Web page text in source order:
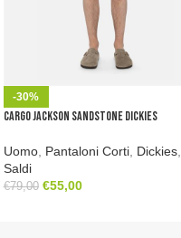
-30%
Cargo Jackson Sandstone Dickies
Uomo, Pantaloni Corti, Dickies,
Saldi
€79,00 €55,00